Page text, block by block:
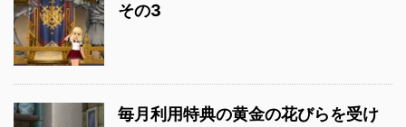
その3
毎月利用特典の黄金の花びらを受け